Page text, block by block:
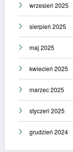
wrzesień 2025
sierpień 2025
maj 2025
kwiecień 2025
marzec 2025
styczeń 2025
grudzień 2024